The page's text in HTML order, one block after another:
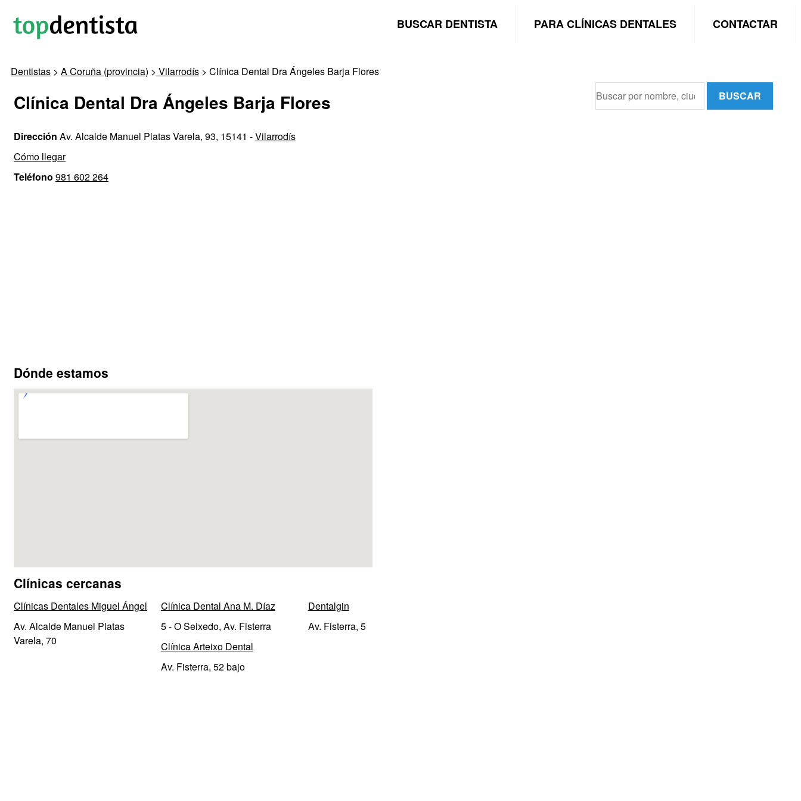
BUSCAR DENTISTA PARA CLÍNICAS DENTALES CONTACTAR
Dentistas > A Coruña (provincia) > Vilarrodís > Clínica Dental Dra Ángeles Barja Flores
Clínica Dental Dra Ángeles Barja Flores
Dirección Av. Alcalde Manuel Platas Varela, 93, 15141 -Vilarrodís
Cómo llegar
Teléfono 981 602 264
Dónde estamos
Clínicas cercanas
Clínicas Dentales Miguel Ángel
Av. Alcalde Manuel Platas
Varela, 70
Clínica Dental Ana M. Díaz
5 - O Seixedo, Av. Fisterra
Dentalgin
Av. Fisterra, 5
Clínica Arteixo Dental
Av. Fisterra, 52 bajo
BUSCAR